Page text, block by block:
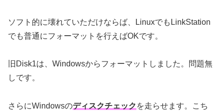
ソフト的に壊れていただけならば、LinuxでもLinkStation
でも普通にフォーマットを行えばOKです。
旧Disk1は、Windowsからフォーマットしました。問題無
しです。
さらにWindowsのディスクチェック を走らせます。こち